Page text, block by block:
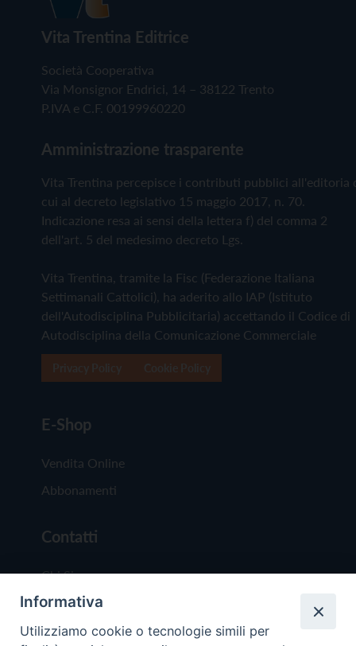
Vita Trentina Editrice
Società Cooperativa
Via Monsignor Endrici, 14 – 38122 Trento
P.IVA e C.F. 00199960220
Amministrazione trasparente
Vita Trentina percepisce i contributi pubblici all'editoria
cui al decreto legislativo 15 maggio 2017, n. 70.
Indicazione resa ai sensi della lettera f) del comma 2
dell'art. 5 del medesimo decreto Lgs.
Vita Trentina, tramite la Fisc (Federazione Italiana
Settimanali Cattolici), ha aderito allo IAP (Istituto
dell'Autodisciplina Pubblicitaria) accettando il Codice di
Autodisciplina della Comunicazione Commerciale
E-Shop
Vendita Online
Abbonamenti
Contatti
Chi Siamo
Redazione
Scrivici
Informativa
Utilizziamo cookie o tecnologie simili per